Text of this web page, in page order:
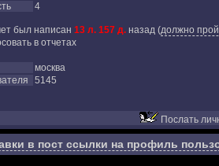
4
был написан 13 л. 157 д.назад(должно
в отчетах
москва
5145
Послать
в пост ссылки на профиль